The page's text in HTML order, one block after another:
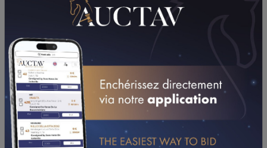
TÉLÉCHARGER LE PDF